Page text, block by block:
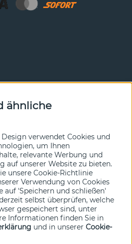
Sie vor allen anderen
Ja bitte!
ähnliche
verwendet Cookies und
um Ihnen
relevante Werbung und
auf unserer Website zu bieten.
unsere Cookie-Richtlinie
Verwendung von Cookies
auf 'Speichern und schließen'
selbst überprüfen, welche
gespeichert sind, unter
Informationen finden Sie in
und in unserer Cookie-